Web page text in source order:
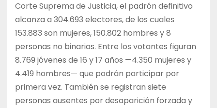
Corte Suprema de Justicia, el padrón definitivo
alcanza a 304.693 electores, de los cuales
153.883 son mujeres, 150.802 hombres y 8
personas no binarias. Entre los votantes figuran
8.769 jóvenes de 16 y 17 años —4.350 mujeres y
4.419 hombres— que podrán participar por
primera vez. También se registran siete
personas ausentes por desaparición forzada y